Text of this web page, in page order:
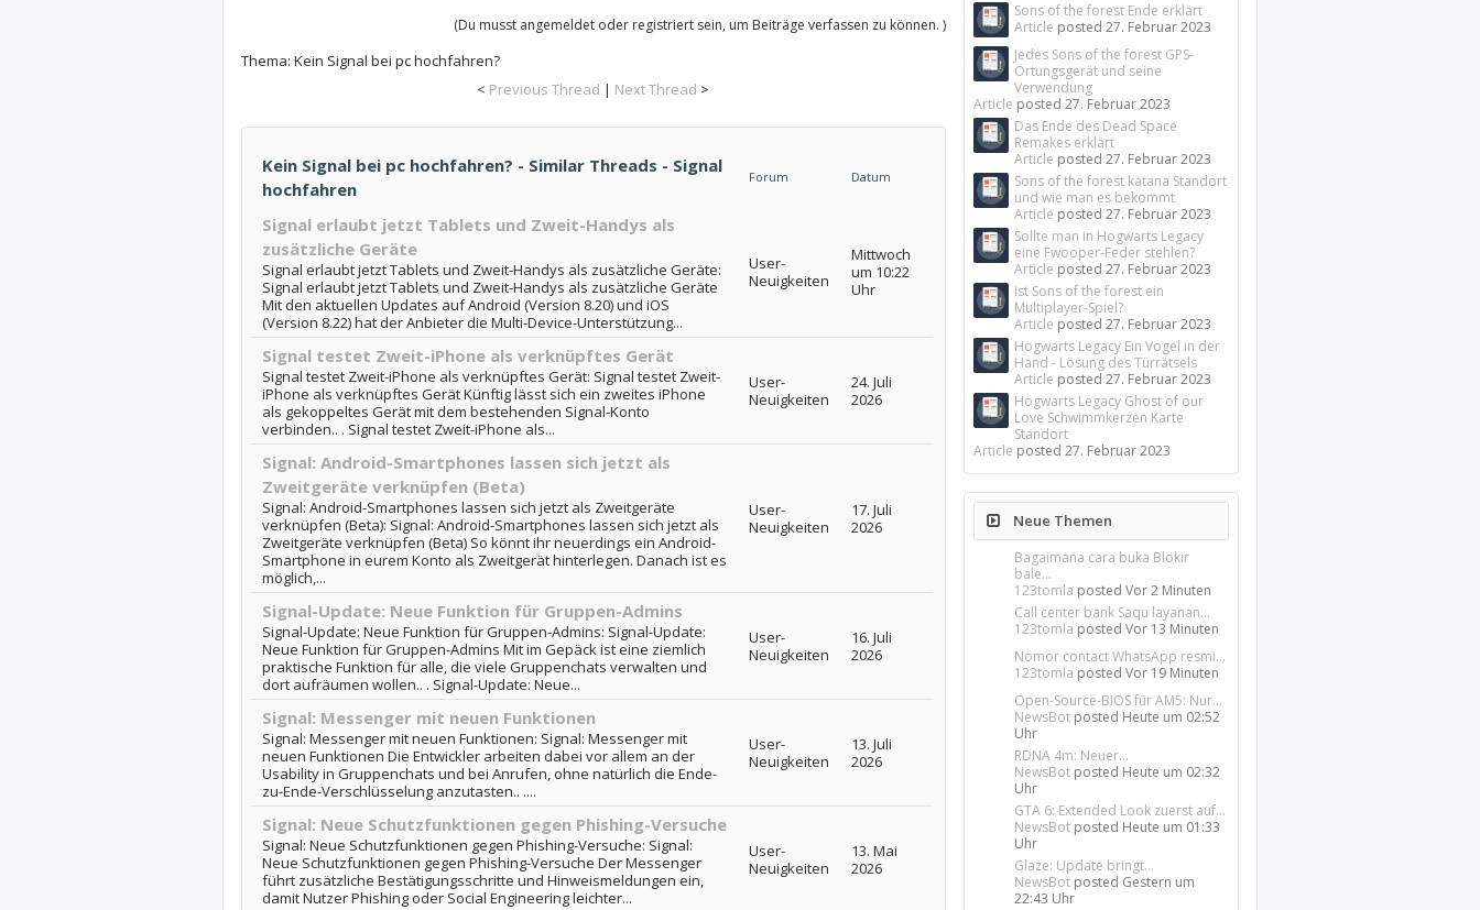
(Du musst angemeldet oder registriert sein, um Beiträge verfassen zu können. )
Thema: Kein Signal bei pc hochfahren?
< Previous Thread | Next Thread >
Kein Signal bei pc hochfahren? - Similar Threads - Signal
hochfahren
Forum Datum
Signal erlaubt jetzt Tablets und Zweit-Handys als
zusätzliche Geräte
Signal erlaubt jetzt Tablets und Zweit-Handys als zusätzliche Geräte:
Signal erlaubt jetzt Tablets und Zweit-Handys als zusätzliche Geräte
Mit den aktuellen Updates auf Android (Version 8.20) und iOS
(Version 8.22) hat der Anbieter die Multi-Device-Unterstützung...
User-
Neuigkeiten
Mittwoch
um 10:22
Uhr
Signal testet Zweit-iPhone als verknüpftes Gerät
Signal testet Zweit-iPhone als verknüpftes Gerät: Signal testet Zweit-
iPhone als verknüpftes Gerät Künftig lässt sich ein zweites iPhone
als gekoppeltes Gerät mit dem bestehenden Signal-Konto
verbinden.. . Signal testet Zweit-iPhone als...
User-
Neuigkeiten
24. Juli
2026
Signal: Android-Smartphones lassen sich jetzt als
Zweitgeräte verknüpfen (Beta)
Signal: Android-Smartphones lassen sich jetzt als Zweitgeräte
verknüpfen (Beta): Signal: Android-Smartphones lassen sich jetzt als
Zweitgeräte verknüpfen (Beta) So könnt ihr neuerdings ein Android-
Smartphone in eurem Konto als Zweitgerät hinterlegen. Danach ist es
möglich,...
User-
Neuigkeiten
17. Juli
2026
Signal-Update: Neue Funktion für Gruppen-Admins
Signal-Update: Neue Funktion für Gruppen-Admins: Signal-Update:
Neue Funktion für Gruppen-Admins Mit im Gepäck ist eine ziemlich
praktische Funktion für alle, die viele Gruppenchats verwalten und
dort aufräumen wollen.. . Signal-Update: Neue...
User-
Neuigkeiten
16. Juli
2026
Signal: Messenger mit neuen Funktionen
Signal: Messenger mit neuen Funktionen: Signal: Messenger mit
neuen Funktionen Die Entwickler arbeiten dabei vor allem an der
Usability in Gruppenchats und bei Anrufen, ohne natürlich die Ende-
zu-Ende-Verschlüsselung anzutasten.. ....
User-
Neuigkeiten
13. Juli
2026
Signal: Neue Schutzfunktionen gegen Phishing-Versuche
Signal: Neue Schutzfunktionen gegen Phishing-Versuche: Signal:
Neue Schutzfunktionen gegen Phishing-Versuche Der Messenger
führt zusätzliche Bestätigungsschritte und Hinweismeldungen ein,
damit Nutzer Phishing oder Social Engineering leichter...
User-
Neuigkeiten
13. Mai
2026
Sons of the forest Ende erklärt
Article posted27. Februar 2023
Jedes Sons of the forest GPS-
Ortungsgerät und seine
Verwendung
Article posted27. Februar 2023
Das Ende des Dead Space
Remakes erklärt
Article posted27. Februar 2023
Sons of the forest katana Standort
und wie man es bekommt
Article posted27. Februar 2023
Sollte man in Hogwarts Legacy
eine Fwooper-Feder stehlen?
Article posted27. Februar 2023
Ist Sons of the forest ein
Multiplayer-Spiel?
Article posted27. Februar 2023
Hogwarts Legacy Ein Vogel in der
Hand - Lösung des Türrätsels
Article posted27. Februar 2023
Hogwarts Legacy Ghost of our
Love Schwimmkerzen Karte
Standort
Article posted27. Februar 2023
Neue Themen
Bagaimana cara buka Blokir
bale...
123tomla postedVor 2 Minuten
Call center bank Saqu layanan...
123tomla postedVor 13 Minuten
Nomor contact WhatsApp resmi...
123tomla postedVor 19 Minuten
Open-Source-BIOS für AM5: Nur...
NewsBot posted Heute um 02:52
Uhr
RDNA 4m: Neuer...
NewsBot posted Heute um 02:32
Uhr
GTA 6: Extended Look zuerst auf...
NewsBot posted Heute um 01:33
Uhr
Glaze: Update bringt...
NewsBot posted Gestern um
22:43 Uhr